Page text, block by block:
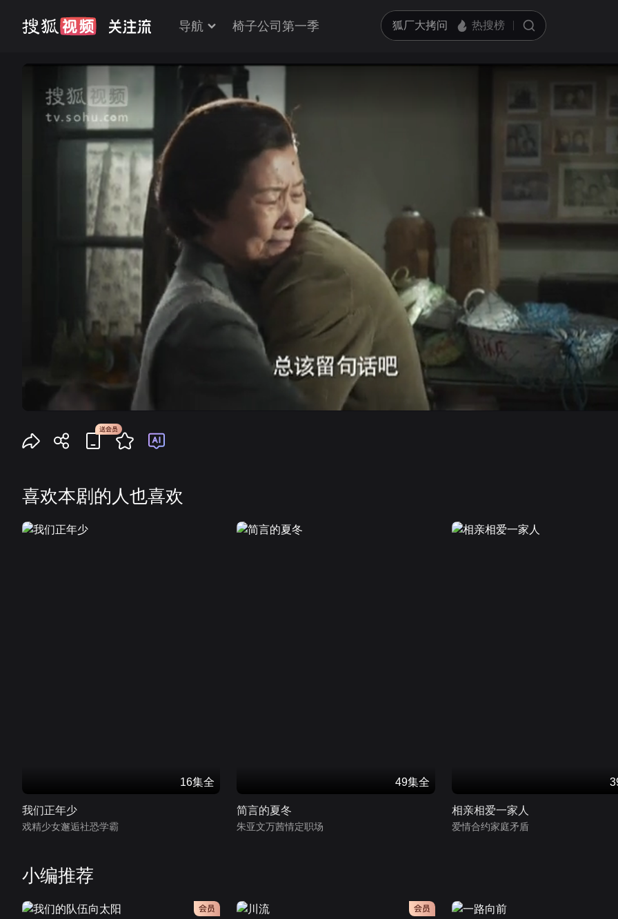
导航 椅子公司第一季
倍速
循环播放
跳过片头片尾
画面色彩调整
对比度
喜欢本剧的人也喜欢
16集全
我们正年少
戏精少女邂逅社恐学霸
49集全
简言的夏冬
朱亚文万茜情定职场
相亲相爱一家人
爱情合约家庭矛盾
小编推荐
会员 会员